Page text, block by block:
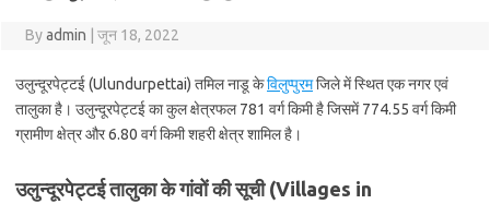
Byadmin जून 18, 2022
उलुन्‍दूरपेट्टई (Ulundurpettai) तमिल नाडू केविलुप्‍पुरमजिले में स्थित एक नगर एवं
तालुका है। उलुन्‍दूरपेट्टई का कुल क्षेत्रफल 781 वर्ग किमी है जिसमें 774.55 वर्ग किमी
ग्रामीण क्षेत्र और 6.80 वर्ग किमी शहरी क्षेत्र शामिल है।
उलुन्‍दूरपेट्टई तालुका के गांवों की सूची (Villages in